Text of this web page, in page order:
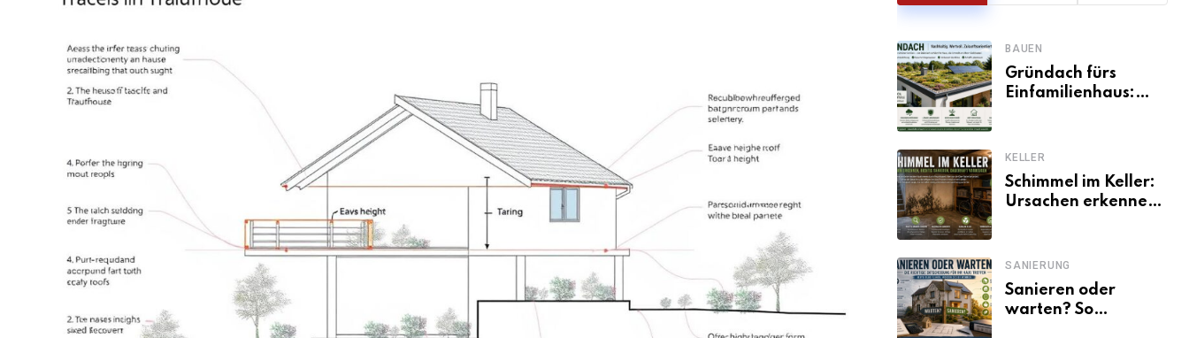
BAUEN
Gründach fürs
Einfamilienhaus:
ökologische Wirkung
KELLER
Schimmel im Keller:
Ursachen erkennen
SANIERUNG
Sanieren oder
warten? So